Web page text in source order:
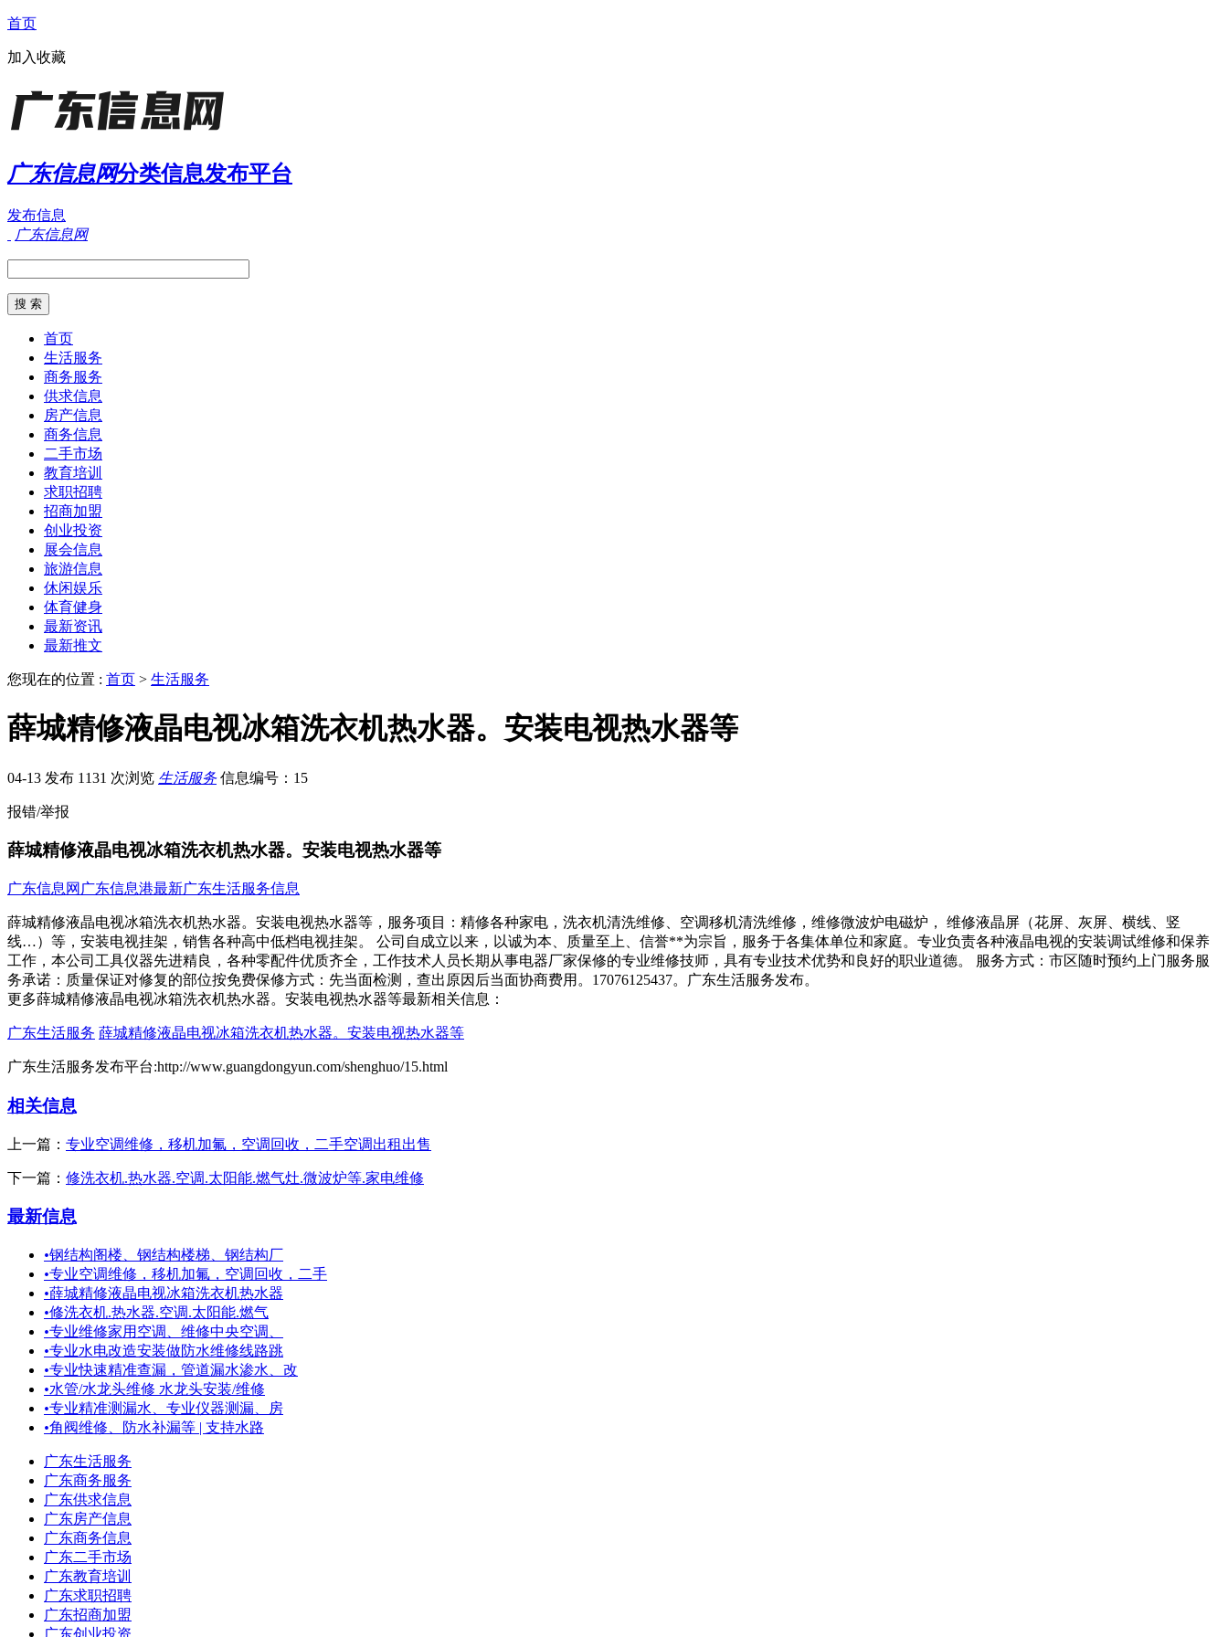
首页
加入收藏
广东信息网分类信息发布平台
发布信息
广东信息网
首页
生活服务
商务服务
供求信息
房产信息
商务信息
二手市场
教育培训
求职招聘
招商加盟
创业投资
展会信息
旅游信息
休闲娱乐
体育健身
最新资讯
最新推文
您现在的位置 : 首页 > 生活服务
薛城精修液晶电视冰箱洗衣机热水器。安装电视热水器等
04-13 发布 1131 次浏览 生活服务 信息编号：15
报错/举报
薛城精修液晶电视冰箱洗衣机热水器。安装电视热水器等
广东信息网 广东信息港最新广东生活服务信息
薛城精修液晶电视冰箱洗衣机热水器。安装电视热水器等，服务项目：精修各种家电，洗衣机清洗维修、空调移机清洗维修，维修微波炉电磁炉， 维修液晶屏（花屏、灰屏、横线、竖
线…）等，安装电视挂架，销售各种高中低档电视挂架。 公司自成立以来，以诚为本、质量至上、信誉**为宗旨，服务于各集体单位和家庭。专业负责各种液晶电视的安装调试维修和保养
工作，本公司工具仪器先进精良，各种零配件优质齐全，工作技术人员长期从事电器厂家保修的专业维修技师，具有专业技术优势和良好的职业道德。 服务方式：市区随时预约上门服务服
务承诺：质量保证对修复的部位按免费保修方式：先当面检测，查出原因后当面协商费用。17076125437。广东生活服务发布。
更多薛城精修液晶电视冰箱洗衣机热水器。安装电视热水器等最新相关信息：
广东生活服务 薛城精修液晶电视冰箱洗衣机热水器。安装电视热水器等
广东生活服务发布平台:http://www.guangdongyun.com/shenghuo/15.html
相关信息
上一篇： 专业空调维修，移机加氟，空调回收，二手空调出租出售
下一篇： 修洗衣机.热水器.空调.太阳能.燃气灶.微波炉等.家电维修
最新信息
•钢结构阁楼、钢结构楼梯、钢结构厂
•专业空调维修，移机加氟，空调回收，二手
•薛城精修液晶电视冰箱洗衣机热水器
•修洗衣机.热水器.空调.太阳能.燃气
•专业维修家用空调、维修中央空调、
•专业水电改造安装做防水维修线路跳
•专业快速精准查漏，管道漏水渗水、改
•水管/水龙头维修 水龙头安装/维修
•专业精准测漏水、专业仪器测漏、房
•角阀维修、防水补漏等 | 支持水路
广东生活服务
广东商务服务
广东供求信息
广东房产信息
广东商务信息
广东二手市场
广东教育培训
广东求职招聘
广东招商加盟
广东创业投资